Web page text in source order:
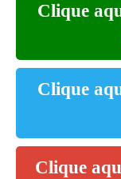
Clique
Clique
Clique